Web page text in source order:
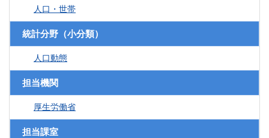
人口・世帯
統計分野（小分類）
人口動態
担当機関
厚生労働省
担当課室